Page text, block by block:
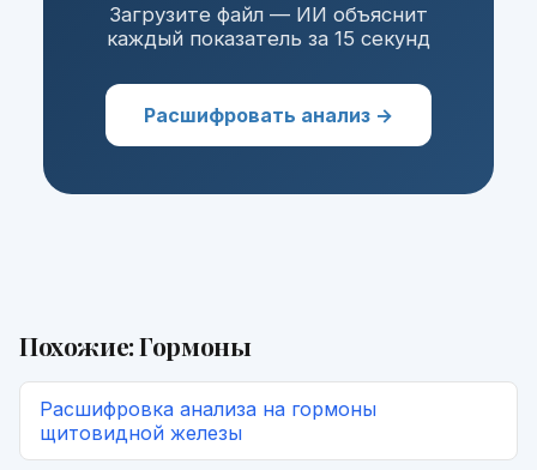
Загрузите файл — ИИ объяснит
каждый показатель за 15 секунд
Расшифровать анализ →
Похожие:Гормоны
Расшифровка анализа на гормоны
щитовидной железы